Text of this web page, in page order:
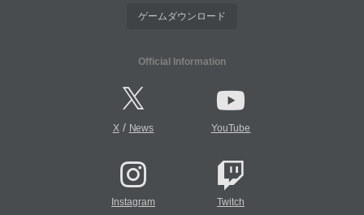
ゲームダウンロード
Official Information
X/ News YouTube
Instagram Twitch